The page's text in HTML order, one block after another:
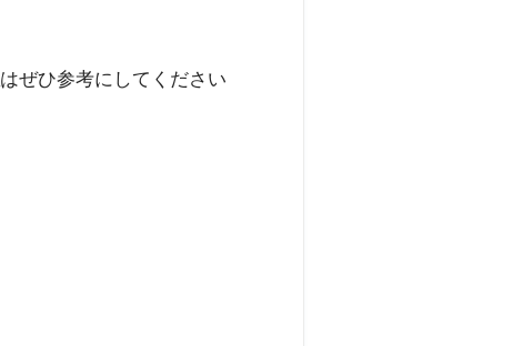
はぜひ参考にしてください